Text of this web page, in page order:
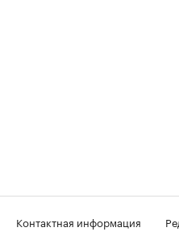
Контактная информация